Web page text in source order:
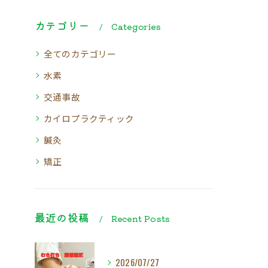
カテゴリー Categories
全てのカテゴリー
水素
交通事故
カイロプラクティック
鍼灸
矯正
最近の投稿 Recent Posts
2026/07/27